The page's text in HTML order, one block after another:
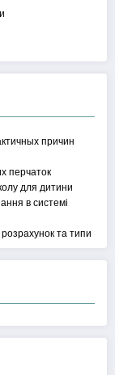
причин
перчаток
для дитини
в системі
та типи